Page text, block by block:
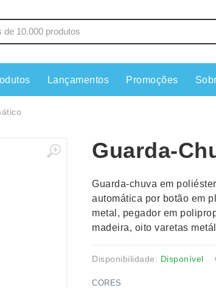
Cuidados Pessoais
Esporte e Jogos
Fones de
Kit
Kit Queijo
Lançamentos Promoções
Guarda-
Guarda-chuva em
automática por botão em
metal, pegador em
madeira, oito varetas
Disponibilidade: Disponível
CORES